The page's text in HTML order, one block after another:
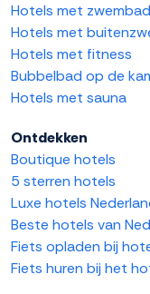
Hotels met zwembad
Hotels met
Hotels met fitness
Bubbelbad op de
Hotels met sauna
Ontdekken
Boutique hotels
5 sterren hotels
Luxe hotels
Beste hotels van
Fiets opladen bij
Fiets huren bij het